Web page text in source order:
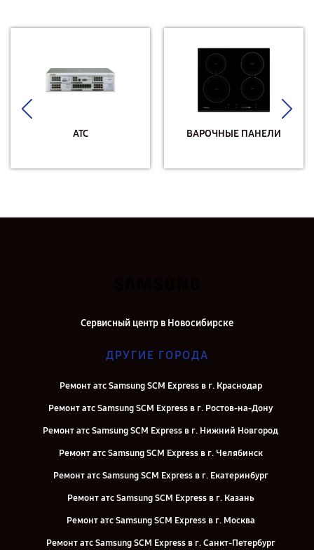
АТС ВАРОЧНЫЕ ПАНЕЛИ
Сервисный центр в Новосибирске
ДРУГИЕ ГОРОДА
Ремонт атс Samsung SCM Express в г. Краснодар
Ремонт атс Samsung SCM Express в г. Ростов-на-Дону
Ремонт атс Samsung SCM Express в г. Нижний Новгород
Ремонт атс Samsung SCM Express в г. Челябинск
Ремонт атс Samsung SCM Express в г. Екатеринбург
Ремонт атс Samsung SCM Express в г. Казань
Ремонт атс Samsung SCM Express в г. Москва
Ремонт атс Samsung SCM Express в г. Санкт-Петербург